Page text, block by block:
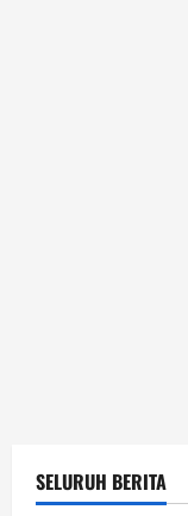
SELURUH BERITA